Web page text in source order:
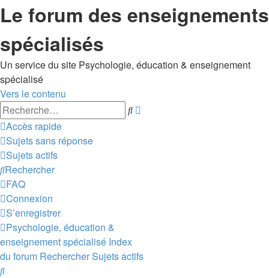
Le forum des enseignements
spécialisés
Un service du site Psychologie, éducation & enseignement
spécialisé
Vers le contenu
Rechercher
Accès rapide
Sujets sans réponse
Sujets actifs
Rechercher
FAQ
Connexion
S’enregistrer
Psychologie, éducation &
enseignement spécialisé Index
du forum RechercherSujets actifs
Rechercher